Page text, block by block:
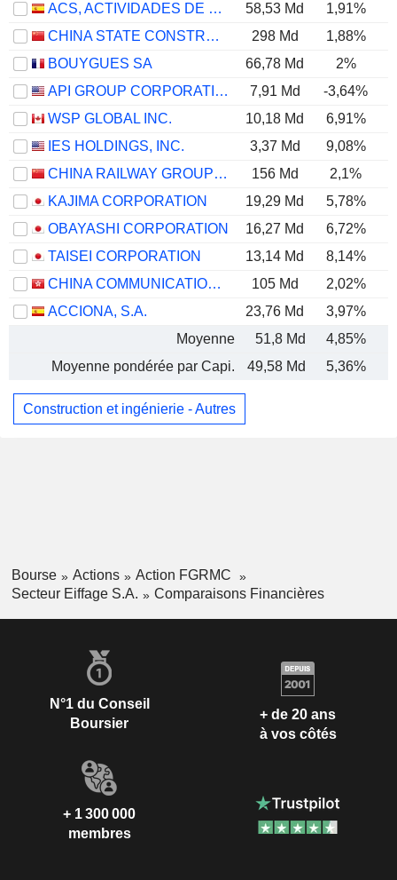
ACS, ACTIVIDADES DE CONSTRUCCIÓN Y SERVICIOS, S.A.
58,53 Md 1,91%
CHINA STATE CONSTRUCTION ENGINEERING CORPORATION LIMITED
298 Md 1,88%
BOUYGUES SA
66,78 Md 2%
API GROUP CORPORATION
7,91 Md -3,64%
WSP GLOBAL INC.
10,18 Md 6,91%
IES HOLDINGS, INC.
3,37 Md 9,08%
CHINA RAILWAY GROUP LIMITED
156 Md 2,1%
KAJIMA CORPORATION
19,29 Md 5,78%
OBAYASHI CORPORATION
16,27 Md 6,72%
TAISEI CORPORATION
13,14 Md
8,14%
CHINA COMMUNICATIONS CONSTRUCTION COMPANY LIMITED
105 Md 2,02%
ACCIONA, S.A.
23,76 Md
3,97%
Moyenne
51,8 Md 4,85%
Moyenne pondérée par Capi.
49,58 Md 5,36%
Construction et ingénierie - Autres
Bourse Actions
Action FGRMC
Secteur Eiffage S.A.
Comparaisons Financières
N°1 du Conseil
Boursier
+ de 20 ans
à vos côtés
+ 1 300 000
membres